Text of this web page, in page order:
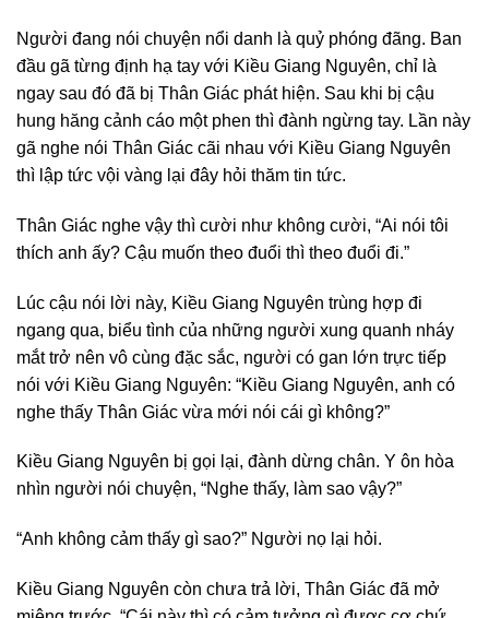
Người đang nói chuyện nổi danh là quỷ phóng đãng. Ban
đầu gã từng định hạ tay với Kiều Giang Nguyên, chỉ là
ngay sau đó đã bị Thân Giác phát hiện. Sau khi bị cậu
hung hăng cảnh cáo một phen thì đành ngừng tay. Lần này
gã nghe nói Thân Giác cãi nhau với Kiều Giang Nguyên
thì lập tức vội vàng lại đây hỏi thăm tin tức.
Thân Giác nghe vậy thì cười như không cười, “Ai nói tôi
thích anh ấy? Cậu muốn theo đuổi thì theo đuổi đi.”
Lúc cậu nói lời này, Kiều Giang Nguyên trùng hợp đi
ngang qua, biểu tình của những người xung quanh nháy
mắt trở nên vô cùng đặc sắc, người có gan lớn trực tiếp
nói với Kiều Giang Nguyên: “Kiều Giang Nguyên, anh có
nghe thấy Thân Giác vừa mới nói cái gì không?”
Kiều Giang Nguyên bị gọi lại, đành dừng chân. Y ôn hòa
nhìn người nói chuyện, “Nghe thấy, làm sao vậy?”
“Anh không cảm thấy gì sao?” Người nọ lại hỏi.
Kiều Giang Nguyên còn chưa trả lời, Thân Giác đã mở